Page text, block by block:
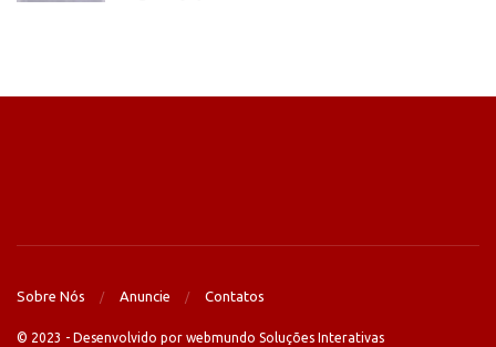
Sobre Nós Anuncie Contatos
© 2023 - Desenvolvido por webmundo Soluções Interativas